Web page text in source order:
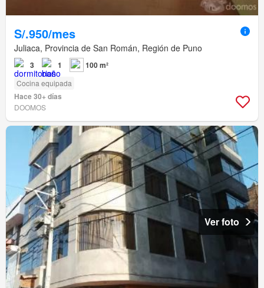
S/.950/mes
Juliaca, Provincia de San Román, Región de Puno
3 1 100 m²
Cocina equipada
Hace 30+ días
DOOMOS
Ver foto